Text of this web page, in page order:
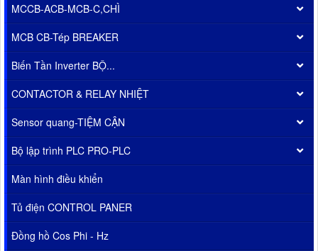
MCCB-ACB-MCB-C,CHÌ
MCB CB-Tép BREAKER
Biến Tần Inverter BỘ...
CONTACTOR & RELAY NHIỆT
Sensor quang-TIỆM CẬN
Bộ lập trình PLC PRO-PLC
Màn hình điều khiển
Tủ điện CONTROL PANER
Đồng hồ Cos Phi - Hz